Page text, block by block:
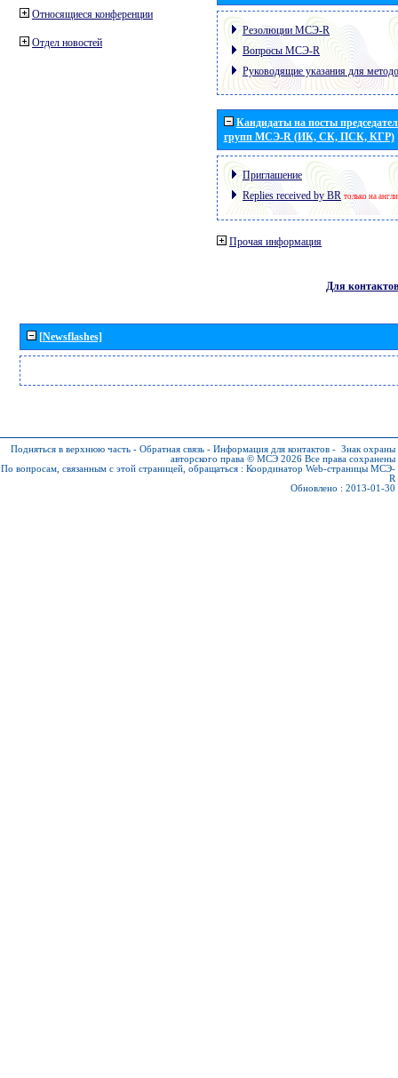
Относящиеся конференции
Отдел новостей
Резолюции МСЭ-R
Вопросы МСЭ-R
Руководящие указания для
Кандидаты на посты
групп МСЭ-R (ИК, СК, ПСК, КГР)
Приглашение
Replies received by BR только на
Прочая информация
Для контактов
[Newsflashes]
Подняться в верхнюю часть - Обратная связь - Информация для контактов - Знак охраны
авторского права © МСЭ 2026 Все права сохранены
По вопросам, связанным с этой страницей, обращаться : Координатор Web-страницы МСЭ-
R
Обновлено : 2013-01-30